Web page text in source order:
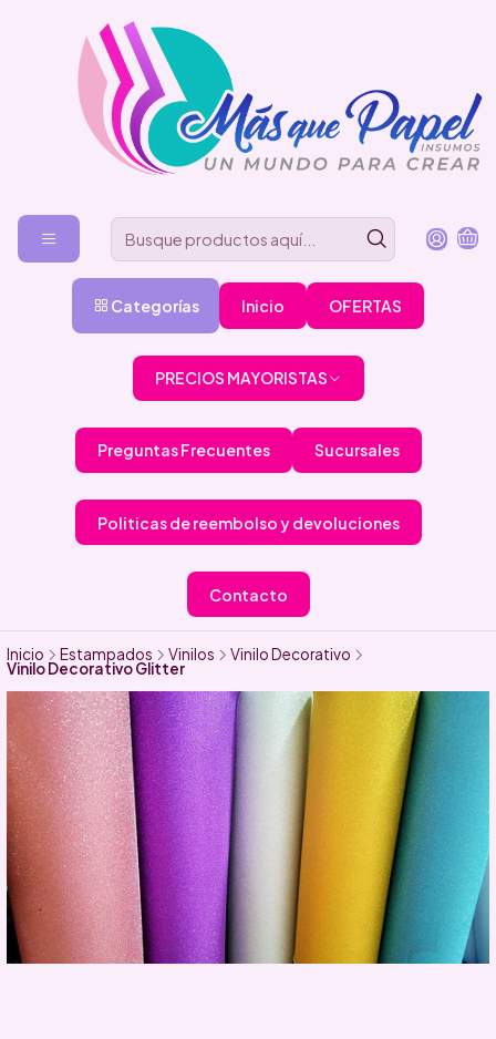
Categorías Inicio OFERTAS
PRECIOS MAYORISTAS
Preguntas Frecuentes Sucursales
Politicas de reembolso y devoluciones
Contacto
Inicio Estampados Vinilos Vinilo Decorativo
Vinilo Decorativo Glitter